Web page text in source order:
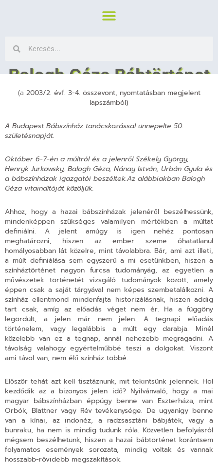
Balogh Géza Bábtörténet
2003. augusztus 16.
(a 2003/2. évf. 3-4. összevont, nyomtatásban megjelent
lapszámból)
A Budapest Bábszínház tanácskozással ünnepelte 50.
születésnapját.
Október 6-7-én a múltról és a jelenről Székely György,
Henryk Jurkowsky, Balogh Géza, Nánay István, Urbán Gyula és
a bábszínházak igazgatói beszéltek.Az alábbiakban Balogh
Géza vitaindítóját közöljük.
Ahhoz, hogy a hazai bábszínházak jelenéről beszélhessünk,
mindenképpen szükséges valamilyen mértékben a múltat
definiálni. A jelent amúgy is igen nehéz pontosan
meghatározni, hiszen az ember szeme óhatatlanul
homályosabban lát közelre, mint távolabbra. Bár, ami azt illeti,
a múlt definiálása sem egyszerű a mi esetünkben, hiszen a
színháztörténet nagyon furcsa tudományág, az egyetlen a
művészetek történetét vizsgáló tudományok között, amely
éppen csak a saját tárgyával nem képes szembetalálkozni. A
színház ellentmond mindenfajta historizálásnak, hiszen addig
tart csak, amíg az előadás véget nem ér. Ha a függöny
legördült, a jelen már nem jelen. A tegnapi előadás
történelem, vagy legalábbis a múlt egy darabja. Minél
közelebb van ez a tegnap, annál nehezebb megragadni. A
távolság valahogy egyértelműbbé teszi a dolgokat. Viszont
ami távol van, nem élő színház többé.
Először tehát azt kell tisztáznunk, mit tekintsünk jelennek. Hol
kezdődik az a bizonyos jelen idő?Nyilvánvaló, hogy a mai
magyar bábszínházban éppúgy benne van Eszterháza, mint
Orbók, Blattner vagy Rév tevékenysége. De ugyanígy benne
van a kínai, az indonéz, a radzsasztáni bábjáték, vagy a
bunraku, ha nem is mindig tudunk róla. Közvetlen befolyásról
mégsem beszélhetünk, hiszen a hazai bábtörténet korántsem
folyamatos események sorozata, mindig voltak és vannak
hosszabb-rövidebb megszakítások.